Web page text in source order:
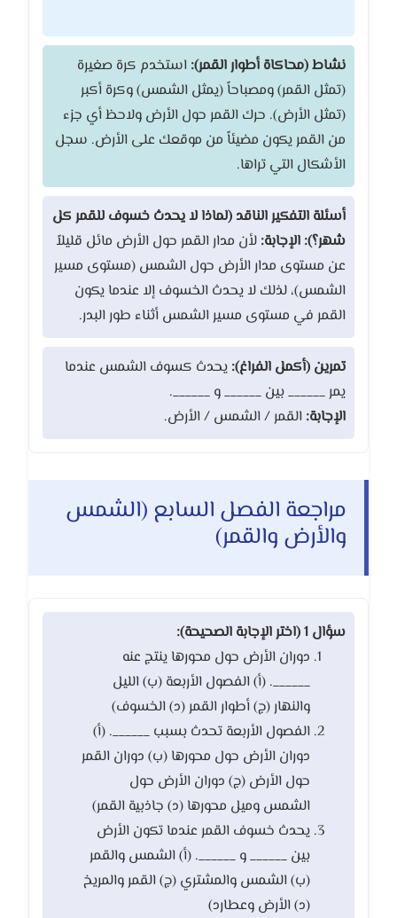
نشاط (محاكاة أطوار القمر): استخدم كرة صغيرة
(تمثل القمر) ومصباحاً (يمثل الشمس) وكرة أكبر
(تمثل الأرض). حرك القمر حول الأرض ولاحظ أي جزء
من القمر يكون مضيئاً من موقعك على الأرض. سجل
الأشكال التي تراها.
أسئلة التفكير الناقد (لماذا لا يحدث خسوف للقمر كل
شهر؟): الإجابة: لأن مدار القمر حول الأرض مائل قليلاً
عن مستوى مدار الأرض حول الشمس (مستوى مسير
الشمس)، لذلك لا يحدث الخسوف إلا عندما يكون
القمر في مستوى مسير الشمس أثناء طور البدر.
تمرين (أكمل الفراغ): يحدث كسوف الشمس عندما
يمر ______ بين ______ و ______.
الإجابة: القمر / الشمس / الأرض.
مراجعة الفصل السابع (الشمس
والأرض والقمر)
سؤال 1 (اختر الإجابة الصحيحة):
دوران الأرض حول محورها ينتج عنه
______. (أ) الفصول الأربعة (ب) الليل
والنهار (ج) أطوار القمر (د) الخسوف)
الفصول الأربعة تحدث بسبب ______. (أ)
دوران الأرض حول محورها (ب) دوران القمر
حول الأرض (ج) دوران الأرض حول
الشمس وميل محورها (د) جاذبية القمر)
يحدث خسوف القمر عندما تكون الأرض
بين ______ و ______. (أ) الشمس والقمر
(ب) الشمس والمشتري (ج) القمر والمريخ
(د) الأرض وعطارد)